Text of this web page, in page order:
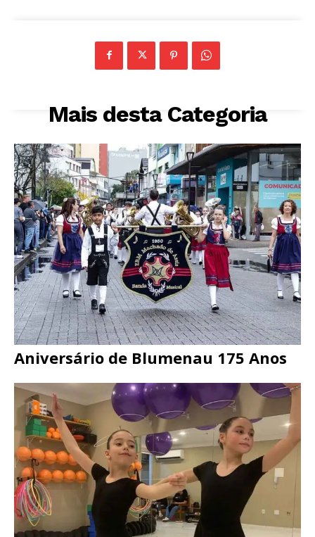
Mais desta Categoria
Aniversário de Blumenau 175 Anos